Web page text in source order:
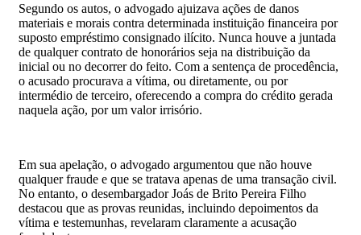
Segundo os autos, o advogado ajuizava ações de danos
materiais e morais contra determinada instituição financeira por
suposto empréstimo consignado ilícito. Nunca houve a juntada
de qualquer contrato de honorários seja na distribuição da
inicial ou no decorrer do feito. Com a sentença de procedência,
o acusado procurava a vítima, ou diretamente, ou por
intermédio de terceiro, oferecendo a compra do crédito gerada
naquela ação, por um valor irrisório.
Em sua apelação, o advogado argumentou que não houve
qualquer fraude e que se tratava apenas de uma transação civil.
No entanto, o desembargador Joás de Brito Pereira Filho
destacou que as provas reunidas, incluindo depoimentos da
vítima e testemunhas, revelaram claramente a acusação